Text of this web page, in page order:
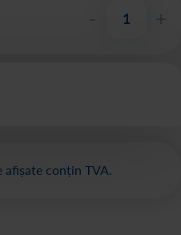
afișate conțin TVA.